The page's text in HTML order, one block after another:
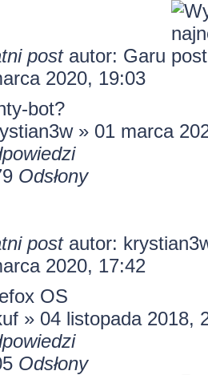
post autor: Garu
2020, 19:03
bot?
» 01 marca
Odsłony
post autor:
2020, 17:42
OS
» 04 listopada 2018,
Odsłony